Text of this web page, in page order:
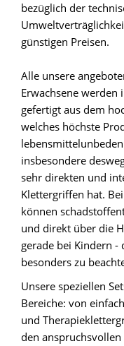
bezüglich der
günstigen Preisen.
Alle unsere
Erwachsene werden
gefertigt aus dem
welches höchste
insbesondere
sehr direkten und
Klettergriffen hat.
können
und direkt über die
gerade bei Kindern
besonders zu
Unsere speziellen
Bereiche: von
und
den